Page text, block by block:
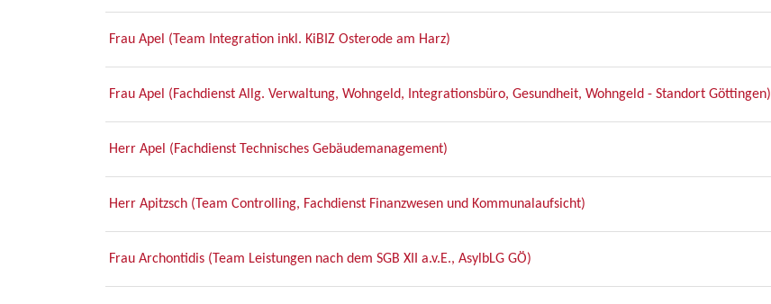
Frau Apel (Team Integration inkl. KiBIZ Osterode am Harz)
Frau Apel (Fachdienst Allg. Verwaltung, Wohngeld, Integrationsbüro, Gesundheit, Wohngeld - Standort Göttingen)
Herr Apel (Fachdienst Technisches Gebäudemanagement)
Herr Apitzsch (Team Controlling, Fachdienst Finanzwesen und Kommunalaufsicht)
Frau Archontidis (Team Leistungen nach dem SGB XII a.v.E., AsylbLG GÖ)